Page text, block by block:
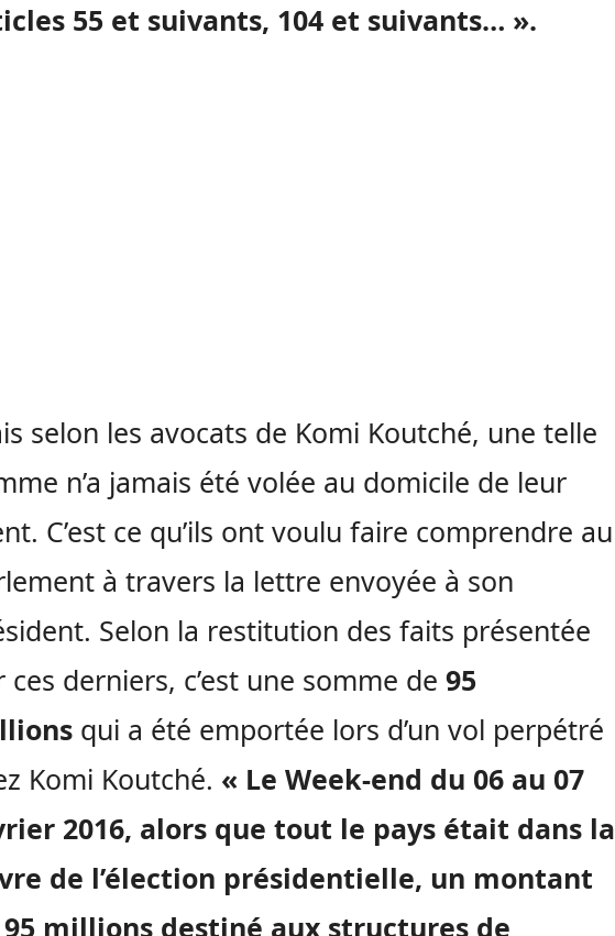
55 et suivants, 104 et suivants… ».
selon les avocats de Komi Koutché, une telle
n’a jamais été volée au domicile de leur
C’est ce qu’ils ont voulu faire comprendre au
à travers la lettre envoyée à son
Selon la restitution des faits présentée
ces derniers, c’est une somme de 95
qui a été emportée lors d’un vol perpétré
Komi Koutché. « Le Week-end du 06 au 07
2016, alors que tout le pays était dans la
de l’élection présidentielle, un montant
millions destiné aux structures de